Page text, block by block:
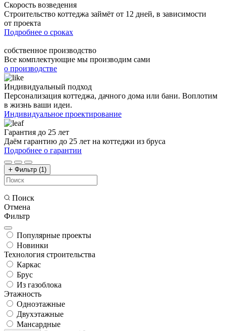
Скорость возведения
Строительство коттеджа займёт от 12 дней, в зависимости
от проекта
Подробнее о сроках
собственное производство
Все комплектующие мы производим сами
о производстве
Индивидуальный подход
Персонализация коттеджа, дачного дома или бани. Воплотим
в жизнь ваши идеи.
Индивидуальное проектирование
Гарантия до 25 лет
Даём гарантию до 25 лет на коттеджи из бруса
Подробнее о гарантии
Фильтр (1)
Поиск
Отмена
Фильтр
Популярные проекты
Новинки
Технология строительства
Каркас
Брус
Из газоблока
Этажность
Одноэтажные
Двухэтажные
Мансардные